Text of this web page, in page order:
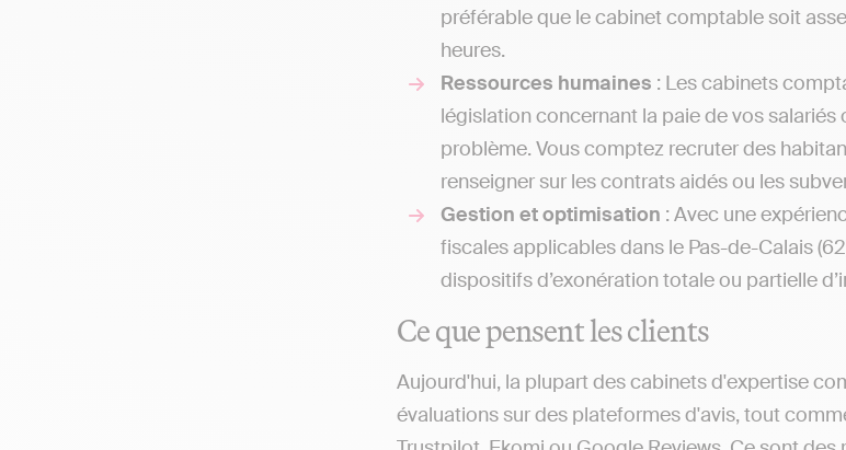
préférable que le cabinet comptable soit
heures.
Ressources humaines : Les cabinets
législation concernant la paie de vos
problème. Vous comptez recruter des
renseigner sur les contrats aidés ou les
Gestion et optimisation : Avec une
fiscales applicables dans le Pas-de-Calais
dispositifs d’exonération totale ou partielle
Ce que pensent les clients
Aujourd'hui, la plupart des cabinets d'expertise
évaluations sur des plateformes d'avis, tout